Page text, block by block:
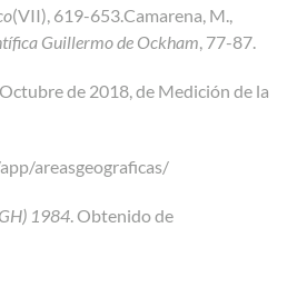
(VII), 619-653.Camarena, M.,
Guillermo de Ockham, 77-87.
de 2018, de Medición de la
areasgeograficas/
1984. Obtenido de